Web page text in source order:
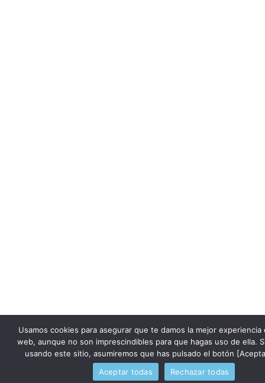
Usamos cookies para asegurar que te damos la mejor experiencia
web, aunque no son imprescindibles para que hagas uso de ella.
usando este sitio, asumiremos que has pulsado el botón
Aceptar todas
Rechazar todas